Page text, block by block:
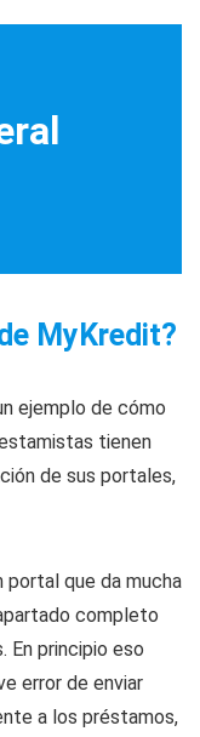
MyKredit?
ejemplo de cómo
tienen
de sus portales,
portal que da mucha
completo
principio eso
error de enviar
a los préstamos,